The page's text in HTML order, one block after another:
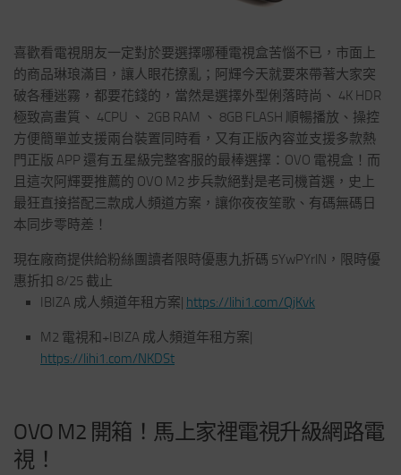
喜歡看電視朋友一定對於要選擇哪種電視盒苦惱不已，市面上
的商品琳琅滿目，讓人眼花撩亂；阿輝今天就要來帶著大家突
破各種迷霧，都要花錢的，當然是選擇外型俐落時尚、 4K HDR
極致高畫質、 4CPU 、 2GB RAM 、 8GB FLASH 順暢播放、操控
方便簡單並支援兩台裝置同時看，又有正版內容並支援多款熱
門正版 APP 還有五星級完整客服的最棒選擇：OVO 電視盒！而
且這次阿輝要推薦的 OVO M2 步兵款絕對是老司機首選，史上
最狂直接搭配三款成人頻道方案，讓你夜夜笙歌、有碼無碼日
本同步零時差！
現在廠商提供給粉絲團讀者限時優惠九折碼 5YwPYrlN，限時優
惠折扣 8/25 截止
IBIZA 成人頻道年租方案| https://lihi1.com/QjKvk
M2 電視和+IBIZA 成人頻道年租方案|
https://lihi1.com/NKDSt
OVO M2 開箱！馬上家裡電視升級網路電
視！